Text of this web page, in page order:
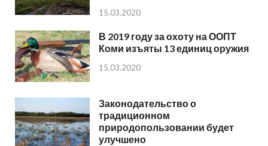
15.03.2020
В 2019 году за охоту на ООПТ
Коми изъяты 13 единиц оружия
15.03.2020
Законодательство о
традиционном
природопользовании будет
улучшено